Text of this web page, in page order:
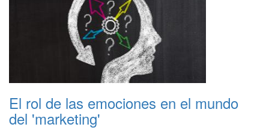
El rol de las emociones en el mundo
del 'marketing'